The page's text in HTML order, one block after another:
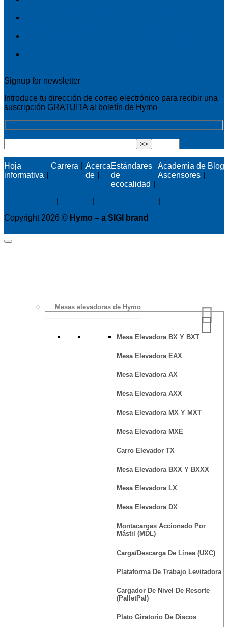
Signup for newsletter
Introduce tu dirección de correo electrónico para recibir una
suscripción GRATUITA al boletín de Hymo
Hoja
informativa
Carrera
Acerca
de
Estándares
de
ecocalidad
Academia de
Ascensores
Blog
Copyright 2026 © Hymo – a SIGI brand
Mesas elevadoras de Hymo
Mesa Elevadora BX Y BXT
Mesa Elevadora EAX
Mesa Elevadora AX
Mesa Elevadora AXX
Mesa Elevadora MX Y MXT
Mesa Elevadora MXE
Carro Elevador TX
Mesa Elevadora BXX Y BXXX
Mesa Elevadora LX
Mesa Elevadora DX
Montacargas Accionado Por
Mástil (MDL)
Carga/Descarga De Línea (UXC)
Plataforma De Trabajo Levitadora
Cargador De Nivel De Resorte
(PalletPal)
Plato Giratorio De Discos